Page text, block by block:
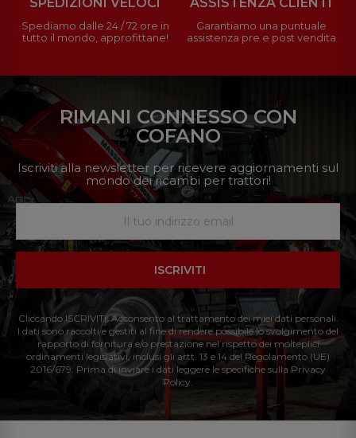
Spediamo dalle 24 / 72 ore in
tutto il mondo, approfittane!
Garantiamo una puntuale
assistenza pre e post vendita
RIMANI CONNESSO CON
COFANO
Iscriviti alla newsletter per ricevere aggiornamenti sul
mondo dei ricambi per trattori!
ISCRIVITI
Cliccando ISCRIVITI: Acconsento al trattamento dei miei dati personali.
I dati sono raccolti e gestiti al fine di rendere possibile lo svolgimento del
rapporto di fornitura e/o prestazione nel rispetto dei molteplici
ordinamenti legislativi, inclusi gli artt. 13 e 14 del Regolamento (UE)
2016/679. Prima di inviare i dati leggere le specifiche sulla Privacy
Policy.